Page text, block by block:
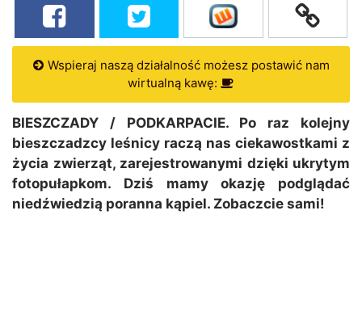
Wspieraj naszą działalność możesz postawić nam
wirtualną kawę:
BIESZCZADY / PODKARPACIE. Po raz kolejny
bieszczadzcy leśnicy raczą nas ciekawostkami z
życia zwierząt, zarejestrowanymi dzięki ukrytym
fotopułapkom. Dziś mamy okazję podglądać
niedźwiedzią poranna kąpiel. Zobaczcie sami!